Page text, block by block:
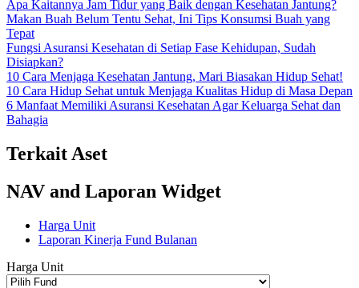
Apa Kaitannya Jam Tidur yang Baik dengan Kesehatan Jantung?
Makan Buah Belum Tentu Sehat, Ini Tips Konsumsi Buah yang
Tepat
Fungsi Asuransi Kesehatan di Setiap Fase Kehidupan, Sudah
Disiapkan?
10 Cara Menjaga Kesehatan Jantung, Mari Biasakan Hidup Sehat!
10 Cara Hidup Sehat untuk Menjaga Kualitas Hidup di Masa Depan
6 Manfaat Memiliki Asuransi Kesehatan Agar Keluarga Sehat dan
Bahagia
Terkait Aset
NAV and Laporan Widget
Harga Unit
Laporan Kinerja Fund Bulanan
Harga Unit